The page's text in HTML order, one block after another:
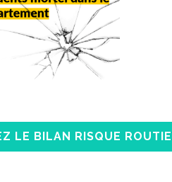
LE BILAN RISQUE